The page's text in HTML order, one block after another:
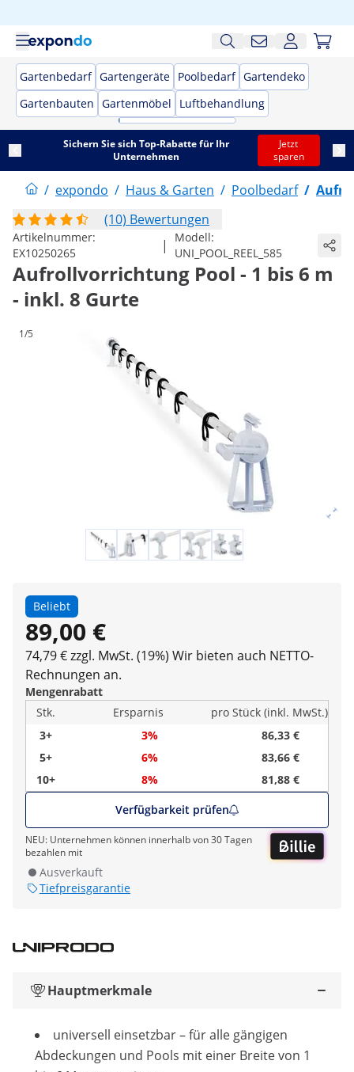
Gartenbedarf Gartengeräte Poolbedarf Gartendeko
Gartenbauten Gartenmöbel Luftbehandlung
Sichern Sie sich Top-Rabatte für Ihr
Unternehmen
Jetzt
sparen
/ expondo / Haus & Garten / Poolbedarf /
(10) Bewertungen
Artikelnummer:
EX10250265
|
Modell:
UNI_POOL_REEL_585
Aufrollvorrichtung Pool - 1 bis 6 m
- inkl. 8 Gurte
1/5
Beliebt
89,00 €
74,79 € zzgl. MwSt. (19%) Wir bieten auch NETTO-
Rechnungen an.
Mengenrabatt
Stk.
Ersparnis
pro Stück (inkl. MwSt.)
3+
3%
86,33 €
5+
6%
83,66 €
10+
8%
81,88 €
Verfügbarkeit prüfen
NEU: Unternehmen können innerhalb von 30 Tagen
bezahlen mit
Ausverkauft
Tiefpreisgarantie
Hauptmerkmale
universell einsetzbar – für alle gängigen
Abdeckungen und Pools mit einer Breite von 1